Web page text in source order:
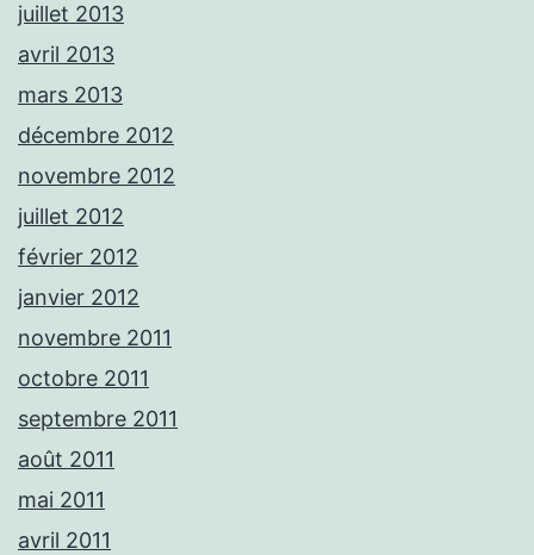
juillet 2013
avril 2013
mars 2013
décembre 2012
novembre 2012
juillet 2012
février 2012
janvier 2012
novembre 2011
octobre 2011
septembre 2011
août 2011
mai 2011
avril 2011